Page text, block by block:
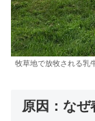
牧草地で放牧される乳
原因：な